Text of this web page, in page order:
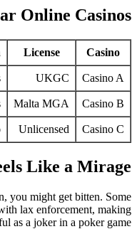
Online Casinos
Casino
License
Casino A
UKGC
Casino B
Malta MGA
Casino C
Unlicensed
Like a Mirage
you might get bitten. Some
lax enforcement, making
as a joker in a poker game.